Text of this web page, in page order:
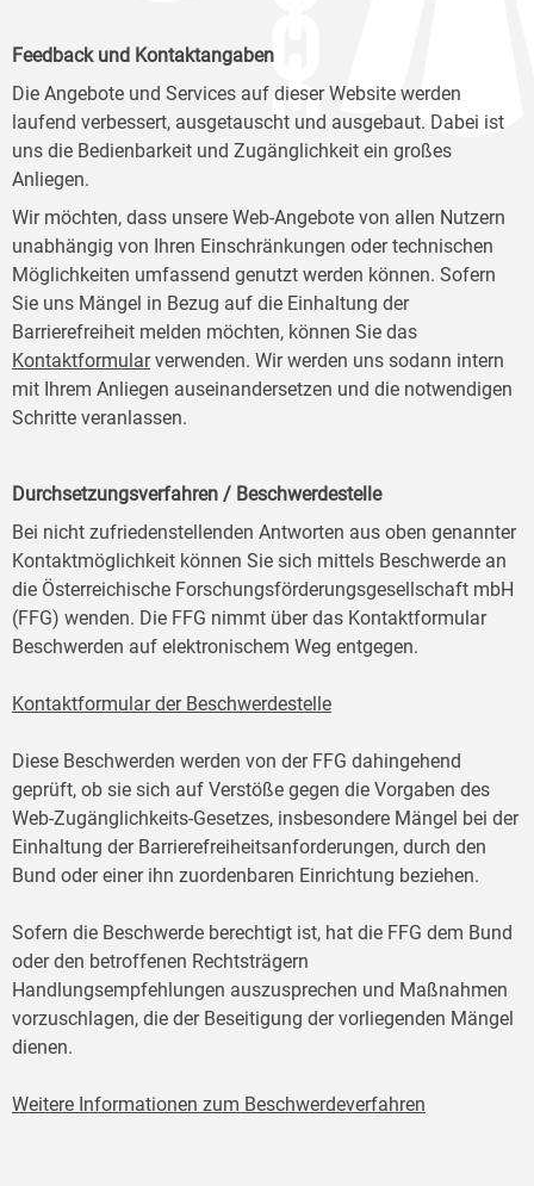
Feedback und Kontaktangaben
Die Angebote und Services auf dieser Website werden
laufend verbessert, ausgetauscht und ausgebaut. Dabei ist
uns die Bedienbarkeit und Zugänglichkeit ein großes
Anliegen.
Wir möchten, dass unsere Web-Angebote von allen Nutzern
unabhängig von Ihren Einschränkungen oder technischen
Möglichkeiten umfassend genutzt werden können. Sofern
Sie uns Mängel in Bezug auf die Einhaltung der
Barrierefreiheit melden möchten, können Sie das
Kontaktformularverwenden. Wir werden uns sodann intern
mit Ihrem Anliegen auseinandersetzen und die notwendigen
Schritte veranlassen.
Durchsetzungsverfahren / Beschwerdestelle
Bei nicht zufriedenstellenden Antworten aus oben genannter
Kontaktmöglichkeit können Sie sich mittels Beschwerde an
die Österreichische Forschungsförderungsgesellschaft mbH
(FFG) wenden. Die FFG nimmt über das Kontaktformular
Beschwerden auf elektronischem Weg entgegen.
Kontaktformular der Beschwerdestelle
Diese Beschwerden werden von der FFG dahingehend
geprüft, ob sie sich auf Verstöße gegen die Vorgaben des
Web-Zugänglichkeits-Gesetzes, insbesondere Mängel bei der
Einhaltung der Barrierefreiheitsanforderungen, durch den
Bund oder einer ihn zuordenbaren Einrichtung beziehen.
Sofern die Beschwerde berechtigt ist, hat die FFG dem Bund
oder den betroffenen Rechtsträgern
Handlungsempfehlungen auszusprechen und Maßnahmen
vorzuschlagen, die der Beseitigung der vorliegenden Mängel
dienen.
Weitere Informationen zum Beschwerdeverfahren